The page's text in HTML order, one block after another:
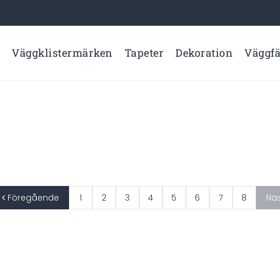
Väggklistermärken Tapeter Dekoration
Föregående 1 2 3 4 5 6 7 8